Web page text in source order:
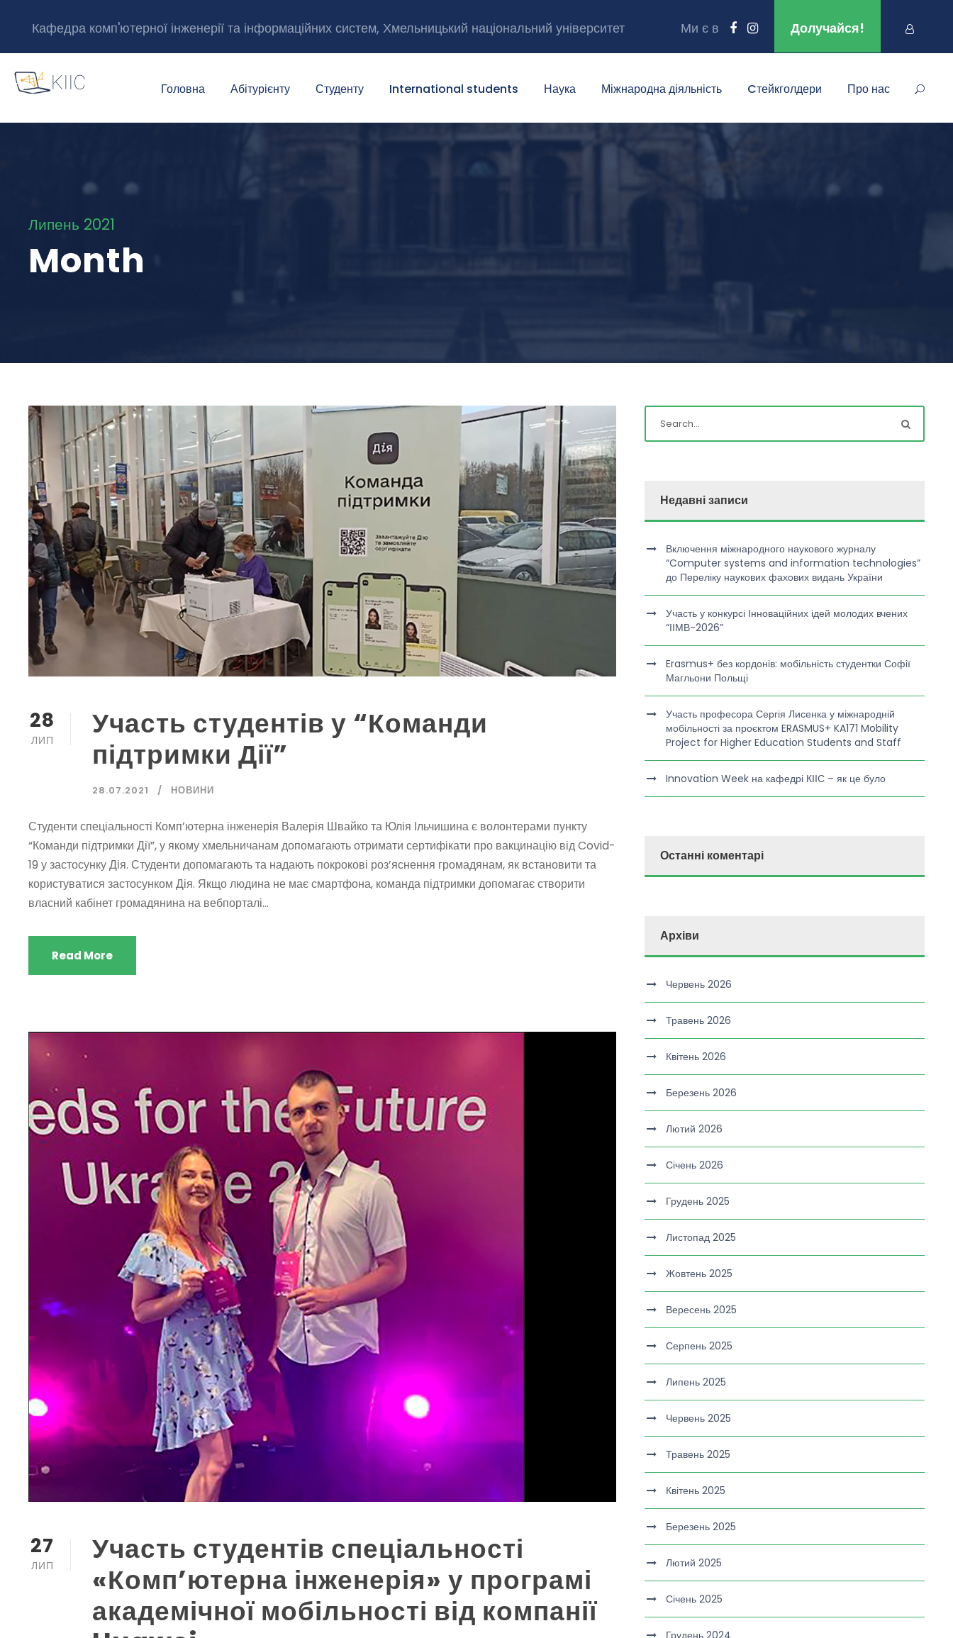
Кафедра комп'ютерної інженерії та інформаційних систем, Хмельницький національний університет Ми є в Долучайся!
Головна Абітурієнту Студенту International students Наука Міжнародна діяльність Cтейкголдери Про нас
Липень 2021
Month
28
ЛИП
Участь студентів у “Команди
підтримки Дії”
28.07.2021 НОВИНИ
Студенти спеціальності Комп’ютерна інженерія Валерія Швайко та Юлія Ільчишина є волонтерами пункту
“Команди підтримки Дії”, у якому хмельничанам допомагають отримати сертифікати про вакцинацію від Covid-
19 у застосунку Дія. Студенти допомагають та надають покрокові роз’яснення громадянам, як встановити та
користуватися застосунком Дія. Якщо людина не має смартфона, команда підтримки допомагає створити
власний кабінет громадянина на вебпорталі...
Read More
27
ЛИП
Участь студентів спеціальності
«Комп’ютерна інженерія» у програмі
академічної мобільності від компанії
Недавні записи
Включення міжнародного наукового журналу
“Computer systems and information technologies”
до Переліку наукових фахових видань України
Участь у конкурсі Інноваційних ідей молодих вчених
“ІІМВ-2026”
Erasmus+ без кордонів: мобільність студентки Софії
Магльони Польщі
Участь професора Сергія Лисенка у міжнародній
мобільності за проєктом ERASMUS+ KA171 Mobility
Project for Higher Education Students and Staff
Innovation Week на кафедрі КІІС – як це було
Останні коментарі
Архіви
Червень 2026
Травень 2026
Квітень 2026
Березень 2026
Лютий 2026
Січень 2026
Грудень 2025
Листопад 2025
Жовтень 2025
Вересень 2025
Серпень 2025
Липень 2025
Червень 2025
Травень 2025
Квітень 2025
Березень 2025
Лютий 2025
Січень 2025
Грудень 2024